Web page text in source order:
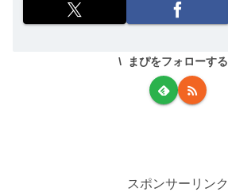
まぴをフォローする
スポンサーリンク